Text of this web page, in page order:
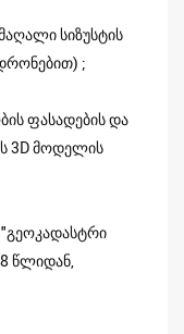
სიზუსტის
;
ფასადების და
3D მოდელის
"გეოკადასტრი
წლიდან,